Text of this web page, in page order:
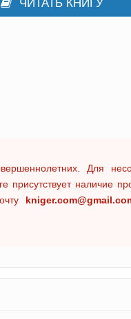
ЧИТАТЬ КНИГУ
Для
присутствует наличие